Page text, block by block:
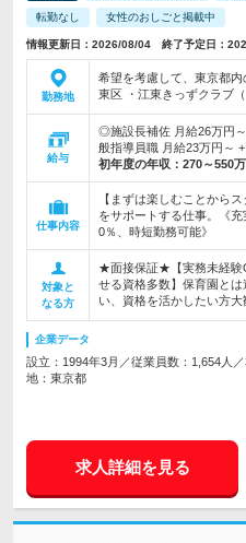
転勤なし 女性のおしごと掲載中
情報更新日：2026/08/04 終了予定日：
勤務地
希望を考慮して、東京都
東区 ・江東きっずクラブ
給与
◎施設長補佐 月給26万円
般指導員職 月給23万円～
初年度の年収： 270～550
仕事内容
【まずは楽しむことから
をサポートする仕事。《
0％、時短勤務可能》
対象と
なる方
★面接保証★【実務未経験
せる資格多数】保育園と
い、資格を活かしたい方大
企業データ
設立：1994年3月／従業員数：1,654人
地：東京都
求人詳細を見る